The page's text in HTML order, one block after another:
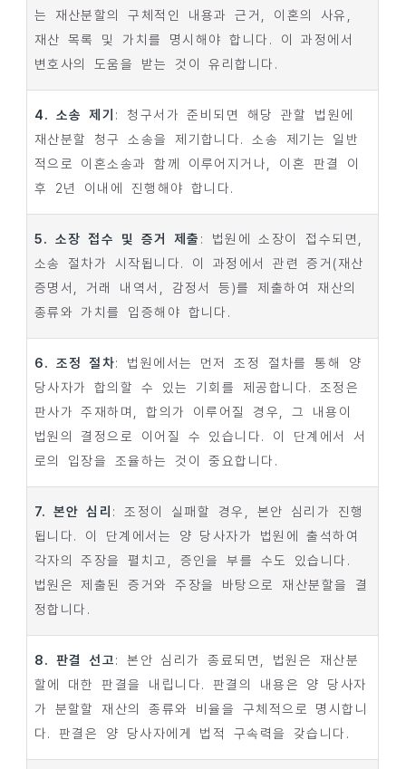
는 재산분할의 구체적인 내용과 근거, 이혼의 사유,
재산 목록 및 가치를 명시해야 합니다. 이 과정에서
변호사의 도움을 받는 것이 유리합니다.
4. 소송 제기 : 청구서가 준비되면 해당 관할 법원에
재산분할 청구 소송을 제기합니다. 소송 제기는 일반
적으로 이혼소송과 함께 이루어지거나, 이혼 판결 이
후 2년 이내에 진행해야 합니다.
5. 소장 접수 및 증거 제출 : 법원에 소장이 접수되면,
소송 절차가 시작됩니다. 이 과정에서 관련 증거(재산
증명서, 거래 내역서, 감정서 등)를 제출하여 재산의
종류와 가치를 입증해야 합니다.
6. 조정 절차: 법원에서는 먼저 조정 절차를 통해 양
당사자가 합의할 수 있는 기회를 제공합니다. 조정은
판사가 주재하며, 합의가 이루어질 경우, 그 내용이
법원의 결정으로 이어질 수 있습니다. 이 단계에서 서
로의 입장을 조율하는 것이 중요합니다.
7. 본안 심리 : 조정이 실패할 경우, 본안 심리가 진행
됩니다. 이 단계에서는 양 당사자가 법원에 출석하여
각자의 주장을 펼치고, 증인을 부를 수도 있습니다.
법원은 제출된 증거와 주장을 바탕으로 재산분할을 결
정합니다.
8. 판결 선고: 본안 심리가 종료되면, 법원은 재산분
할에 대한 판결을 내립니다. 판결의 내용은 양 당사자
가 분할할 재산의 종류와 비율을 구체적으로 명시합니
다. 판결은 양 당사자에게 법적 구속력을 갖습니다.